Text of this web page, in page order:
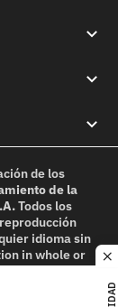
de los
de la
Todos los
idioma sin
in whole or